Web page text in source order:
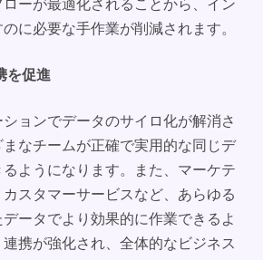
ーが最適化されることから、イン
に必要な手作業が削減されます。
を促進
ョンでデータのサイロ化が解消さ
なチームが正確で実用的な同じデ
ようになります。また、マーケテ
スタマーサービスなど、あらゆる
ータでより効果的に作業できるよ
携が強化され、全体的なビジネス